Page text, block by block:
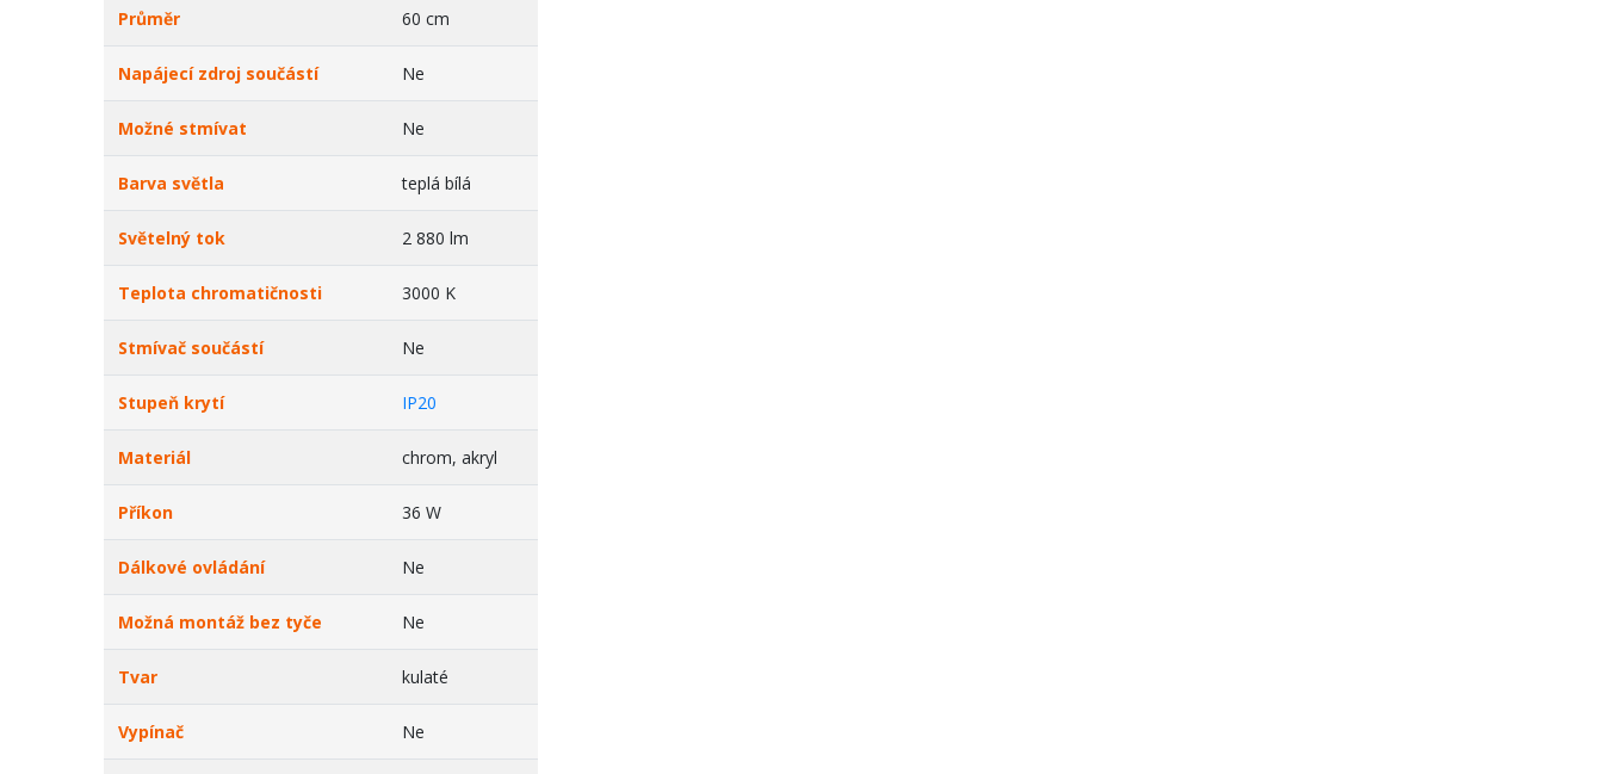
Průměr 60 cm
Napájecí zdroj součástí Ne
Možné stmívat Ne
Barva světla teplá bílá
Světelný tok 2 880 lm
Teplota chromatičnosti 3000 K
Stmívač součástí Ne
Stupeň krytí IP20
Materiál chrom, akryl
Příkon 36 W
Dálkové ovládání Ne
Možná montáž bez tyče Ne
Tvar kulaté
Vypínač Ne